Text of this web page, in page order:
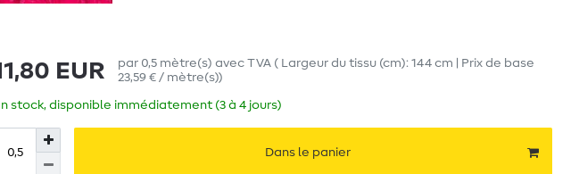
EUR par 0,5 mètre(s) avec TVA ( Largeur du tissu (cm): 144 cm | Prix de base
23,59 € / mètre(s))
stock, disponible immédiatement (3 à 4 jours)
Dans le panier